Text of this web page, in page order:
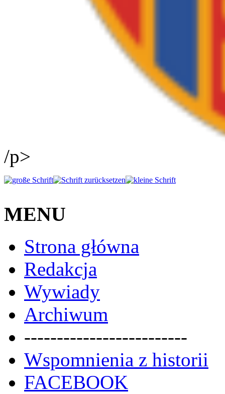
/p>
MENU
Strona główna
Redakcja
Wywiady
Archiwum
-------------------------
Wspomnienia z historii
FACEBOOK